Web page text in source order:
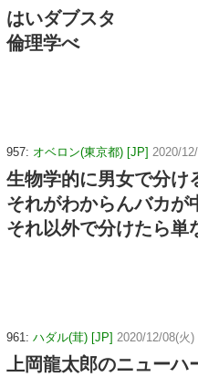
はいダブスタ
倫理学べ
957: オベロン(東京都) [JP] 2020/
生物学的に男女で分け
それがわからんバカが
それ以外で分けたら単
961: ハダル(茸) [JP] 2020/12/08(火
上岡龍太郎のニューハ